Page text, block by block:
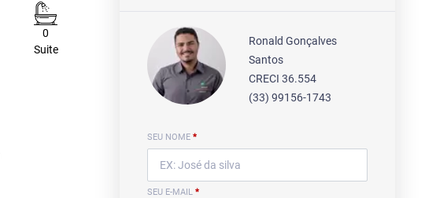
0
Suite
Ronald Gonçalves
Santos
CRECI 36.554
(33) 99156-1743
SEU NOME *
SEU E-MAIL *